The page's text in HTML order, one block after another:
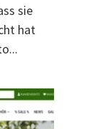
sie
hat